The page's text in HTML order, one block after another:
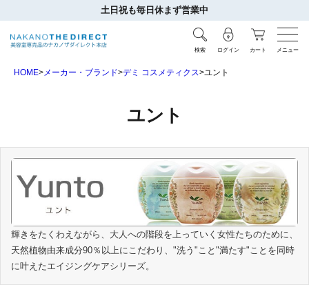
土日祝も毎日休まず営業中
検索 ログイン カート メニュー
HOME メーカー・ブランド デミ コスメティクス ユント
ユント
輝きをたくわえながら、大人への階段を上っていく女性たちのために、
天然植物由来成分90％以上にこだわり、"洗う"こと"満たす"ことを同時
に叶えたエイジングケアシリーズ。